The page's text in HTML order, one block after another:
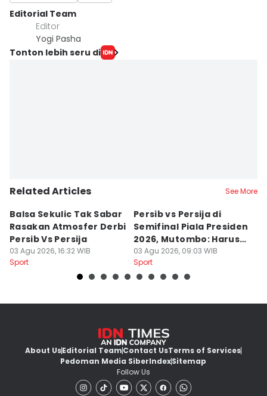
Editorial Team
Editor
Yogi Pasha
Tonton lebih seru di
Related Articles See More
Balsa Sekulic Tak Sabar
Rasakan Atmosfer Derbi
Persib Vs Persija
03 Agu 2026, 16:32 WIB
Sport
Persib vs Persija di
Semifinal Piala Presiden
2026, Mutombo: Harus
Menang
03 Agu 2026, 09:03 WIB
Sport
About UsEditorial TeamContact UsTerms of Services
Pedoman Media SiberIndexSitemap
Follow Us